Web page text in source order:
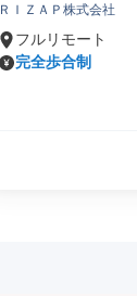
ＲＩＺＡＰ株式会社
フルリモート
完全歩合制